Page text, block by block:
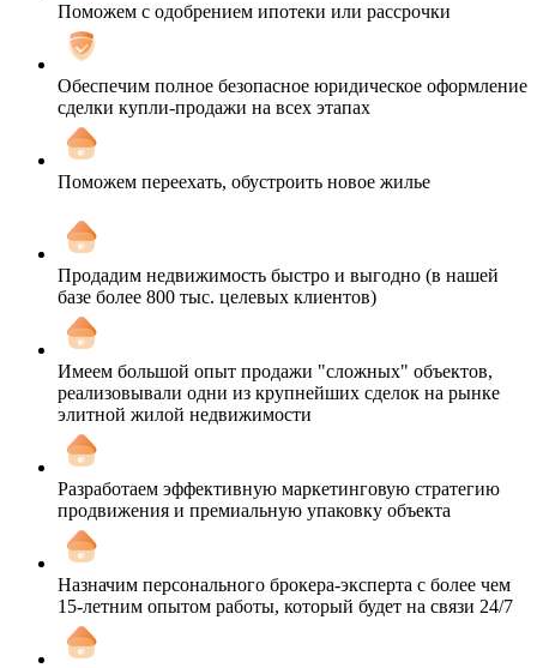
Поможем с одобрением ипотеки или рассрочки
Обеспечим полное безопасное юридическое оформление
сделки купли-продажи на всех этапах
Поможем переехать, обустроить новое жилье
Продадим недвижимость быстро и выгодно (в нашей
базе более 800 тыс. целевых клиентов)
Имеем большой опыт продажи "сложных" объектов,
реализовывали одни из крупнейших сделок на рынке
элитной жилой недвижимости
Разработаем эффективную маркетинговую стратегию
продвижения и премиальную упаковку объекта
Назначим персонального брокера-эксперта с более чем
15-летним опытом работы, который будет на связи 24/7